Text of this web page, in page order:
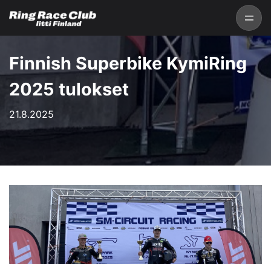
Finnish Superbike KymiRing
2025 tulokset
21.8.2025